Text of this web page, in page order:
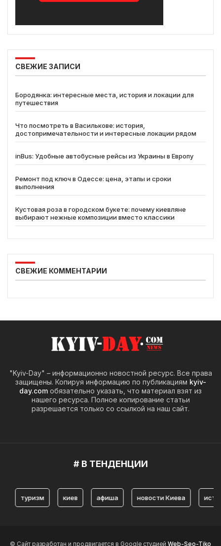
СВЕЖИЕ ЗАПИСИ
Бородянка: интересные места, история и локации для
путешествия
Что посмотреть в Василькове: история,
достопримечательности и интересные локации рядом
inBus: Удобные автобусные рейсы из Украины в Европу
Ремонт под ключ в Одессе: цена, этапы и сроки
выполнения
Кустовая роза в городском букете: почему киевляне
выбирают нежные композиции вместо классики
СВЕЖИЕ КОММЕНТАРИИ
"Kyiv-Day" – информационно новостной ресурс. Все права
защищены. Копируя информацию по публикациям kyiv-
day.com обязательно указать, что материал взят из
нашего ресурса. Полное копирование статьи
разрешается только со ссылкой на наш сайт.
# В ТЕНДЕНЦИИ
туризм афиша новости Киева история
© Сайт разработан и продвигается в Google студией Web-Seo-Tiko